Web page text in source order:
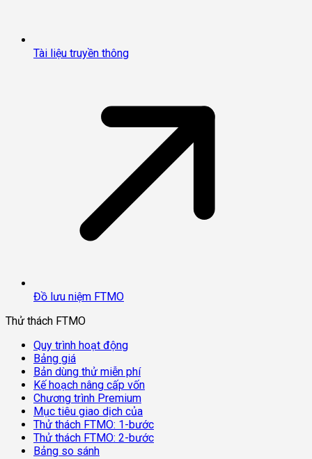
Tài liệu truyền thông
Đồ lưu niệm FTMO
Thử thách FTMO
Quy trình hoạt động
Bảng giá
Bản dùng thử miễn phí
Kế hoạch nâng cấp vốn
Chương trình Premium
Mục tiêu giao dịch của
Thử thách FTMO: 1-bước
Thử thách FTMO: 2-bước
Bảng so sánh